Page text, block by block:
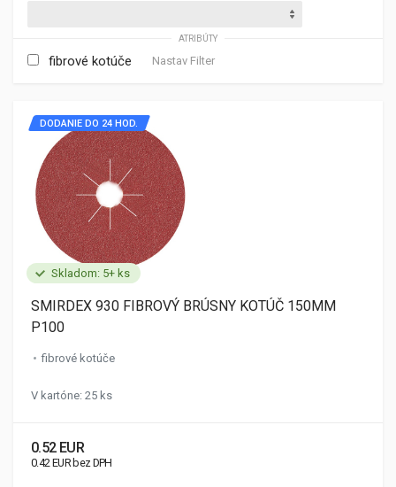
ATRIBÚTY
fibrové kotúče Nastav Filter
Skladom: 5+ ks
DODANIE DO 24 HOD.
SMIRDEX 930 FIBROVÝ BRÚSNY KOTÚČ 150MM
P100
fibrové kotúče
V kartóne: 25 ks
0.52 EUR
0.42 EUR bez DPH